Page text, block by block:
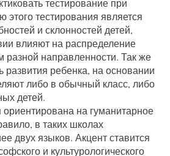
тестирование при
этого тестирования является
и склонностей детей,
влияют на распределение
разной направленности. Так же
развития ребенка, на основании
либо в обычный класс, либо
детей.
на гуманитарное
в таких школах
двух языков. Акцент ставится
и культурологического